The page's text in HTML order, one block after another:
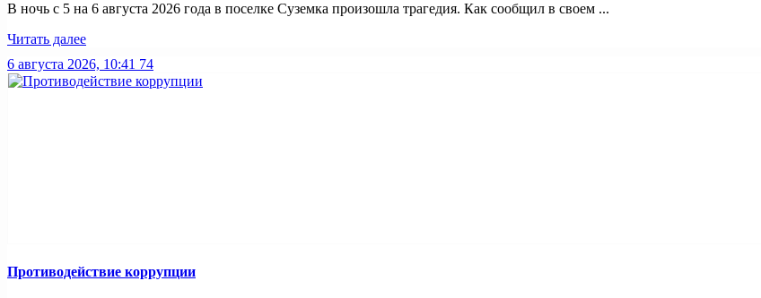
В ночь с 5 на 6 августа 2026 года в поселке Суземка произошла трагедия. Как сообщил в своем ...
Читать далее
6 августа 2026, 10:41 74
Противодействие коррупции